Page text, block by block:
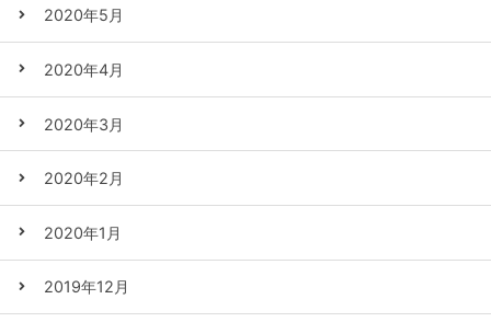
2020年5月
2020年4月
2020年3月
2020年2月
2020年1月
2019年12月